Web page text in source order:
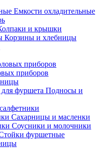
Емкости охладительные
и крышки
Корзины и хлебницы
приборов
Подносы и
Сахарницы и масленки
Соусники и молочники
фуршетные